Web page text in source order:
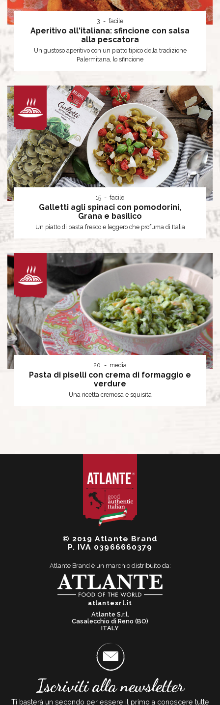
3 facile
Aperitivo all'italiana: sfincione con salsa
alla pescatora
Un gustoso aperitivo con un piatto tipico della tradizione
Palermitana, lo sfincione
15 facile
Galletti agli spinaci con pomodorini,
Grana e basilico
Un piatto di pasta fresco e leggero che profuma di Italia
20 media
Pasta di piselli con crema di formaggio e
verdure
Una ricetta cremosa e squisita
© 2019 Atlante Brand
P. IVA 03966660379
Atlante Brand è un marchio distribuito da:
atlantesrl.it
Atlante S.r.l.
Casalecchio di Reno (BO)
ITALY
Iscriviti alla newsletter
Ti basterà un secondo per essere il primo a conoscere tutte